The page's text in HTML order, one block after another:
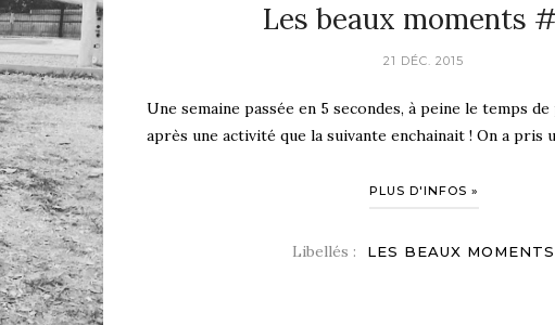
Les beaux moments
21 DÉC. 2015
Une semaine passée en 5 secondes, à peine le temps
après une activité que la suivante enchainait ! On a pris
PLUS D'INFOS »
Libellés : LES BEAUX MOMENTS